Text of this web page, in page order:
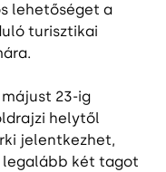
lehetőséget a
turisztikai
23-ig
helytől
jelentkezhet,
legalább két tagot